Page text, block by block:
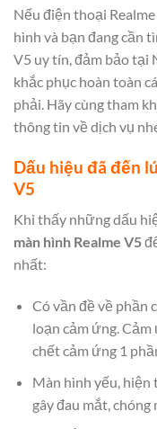
Nếu điện thoại
hình và bạn đang cần
V5 uy tín, đảm bảo tại
khắc phục hoàn toàn
phải. Hãy cùng tham
thông tin về dịch vụ
Dấu hiệu đã đến
V5
Khi thấy những dấu
màn hình Realme V5
nhất:
Có vần đề về phần
loạn cảm ứng.
chết cảm ứng 1
Màn hình yếu, hiện
gây đau mắt, chóng